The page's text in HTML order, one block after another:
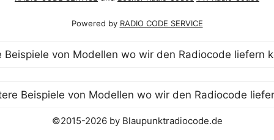
Powered by RADIO CODE SERVICE
©2015-2026 by Blaupunktradiocode.de